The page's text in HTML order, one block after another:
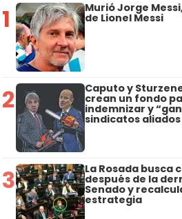
1 Murió Jorge
de Lionel Messi
2 Caputo y
crean un fondo
indemnizar y
sindicatos aliados
3 La Rosada busca
después de la
Senado y
estrategia